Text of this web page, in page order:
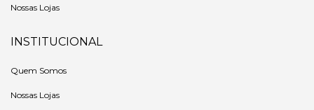
Nossas Lojas
INSTITUCIONAL
Quem Somos
Nossas Lojas